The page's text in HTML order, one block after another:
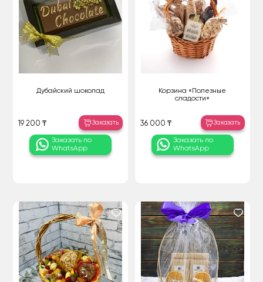
Дубайский шоколад
19 200 ₸ Заказать
Заказать по
WhatsApp
Корзина «Полезные
сладости»
36 000 ₸ Заказать
Заказать по
WhatsApp